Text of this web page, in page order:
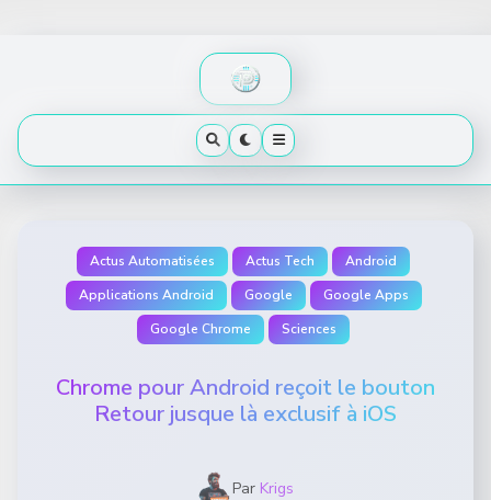
Actus Automatisées Actus Tech
Android
Applications Android
Google
Google Apps
Google Chrome
Sciences
Chrome pour Android reçoit le bouton
Retour jusque là exclusif à iOS
Par Krigs